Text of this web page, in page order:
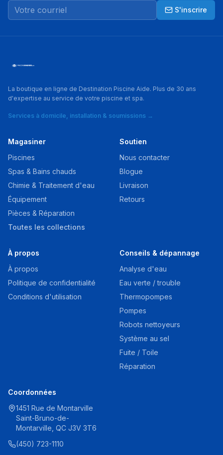
S'inscrire
La boutique en ligne de Destination Piscine Aide. Plus de 30 ans
d'expertise au service de votre piscine et spa.
Services à domicile, installation & soumissions →
Magasiner
Piscines
Spas & Bains chauds
Chimie & Traitement d'eau
Équipement
Pièces & Réparation
Toutes les collections
Soutien
Nous contacter
Blogue
Livraison
Retours
À propos
À propos
Politique de confidentialité
Conditions d'utilisation
Conseils & dépannage
Analyse d'eau
Eau verte / trouble
Thermopompes
Pompes
Robots nettoyeurs
Système au sel
Fuite / Toile
Réparation
Coordonnées
1451 Rue de Montarville
Saint-Bruno-de-
Montarville, QC J3V 3T6
(450) 723-1110